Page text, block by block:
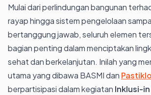
Mulai dari perlindungan bangunan
rayap hingga sistem pengelolaan
bertanggung jawab, seluruh elemen
bagian penting dalam menciptakan
sehat dan berkelanjutan. Inilah yang
utama yang dibawa BASMI dan
berpartisipasi dalam kegiatan Inklusi-